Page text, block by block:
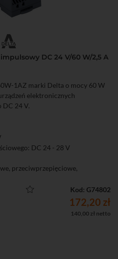
DC 24 V/60 W/2,5 A
1AZ marki Delta o mocy 60 W
elektronicznych
DC 24 V.
DC 24 - 28 V
przeciwprzepięciowe,
Kod: G74802
172,20 zł
140,00 zł netto